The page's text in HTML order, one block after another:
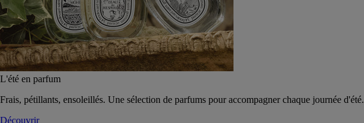
L'été en parfum
Frais, pétillants, ensoleillés. Une sélection de parfums pour accompagner chaque journée d'été.
Découvrir